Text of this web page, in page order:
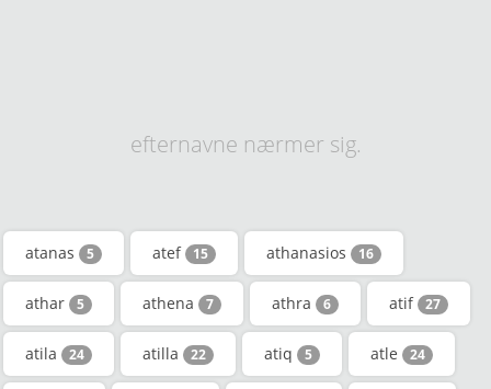
efternavne nærmer sig.
atanas 5 atef 15 athanasios 16
athar 5 athena 7 athra 6 atif 27
atila 24 atilla 22 atiq 5 atle 24